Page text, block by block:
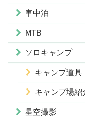
車中泊
MTB
ソロキャンプ
キャンプ道具
キャンプ場紹
星空撮影